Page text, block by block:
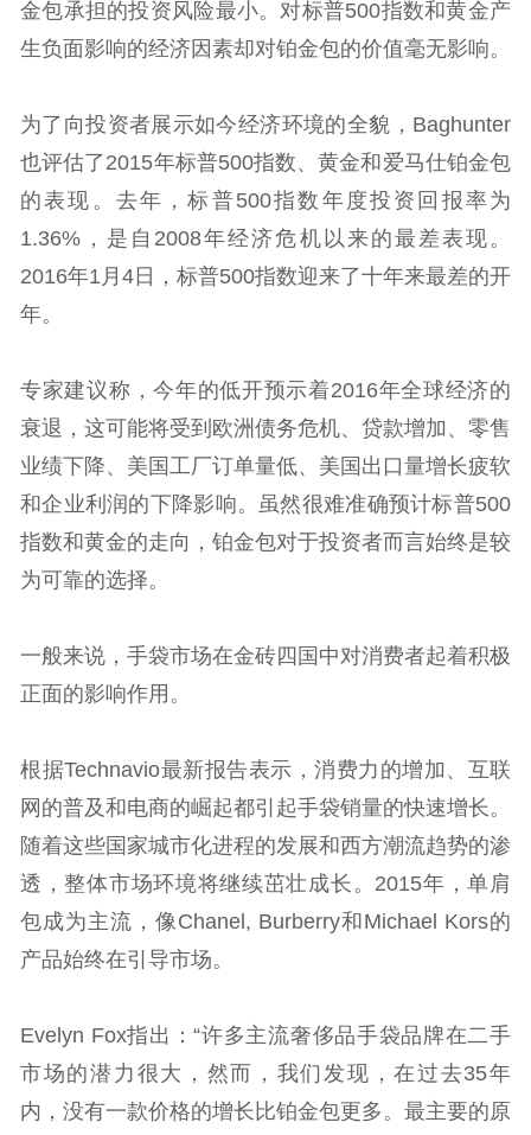
金包承担的投资风险最小。对标普500指数和黄金产
生负面影响的经济因素却对铂金包的价值毫无影响。
为了向投资者展示如今经济环境的全貌，Baghunter
也评估了2015年标普500指数、黄金和爱马仕铂金包
的表现。去年，标普500指数年度投资回报率为
1.36%，是自2008年经济危机以来的最差表现。
2016年1月4日，标普500指数迎来了十年来最差的开
年。
专家建议称，今年的低开预示着2016年全球经济的
衰退，这可能将受到欧洲债务危机、贷款增加、零售
业绩下降、美国工厂订单量低、美国出口量增长疲软
和企业利润的下降影响。虽然很难准确预计标普500
指数和黄金的走向，铂金包对于投资者而言始终是较
为可靠的选择。
一般来说，手袋市场在金砖四国中对消费者起着积极
正面的影响作用。
根据Technavio最新报告表示，消费力的增加、互联
网的普及和电商的崛起都引起手袋销量的快速增长。
随着这些国家城市化进程的发展和西方潮流趋势的渗
透，整体市场环境将继续茁壮成长。2015年，单肩
包成为主流，像Chanel, Burberry和Michael Kors的
产品始终在引导市场。
Evelyn Fox指出：“许多主流奢侈品手袋品牌在二手
市场的潜力很大，然而，我们发现，在过去35年
内，没有一款价格的增长比铂金包更多。最主要的原